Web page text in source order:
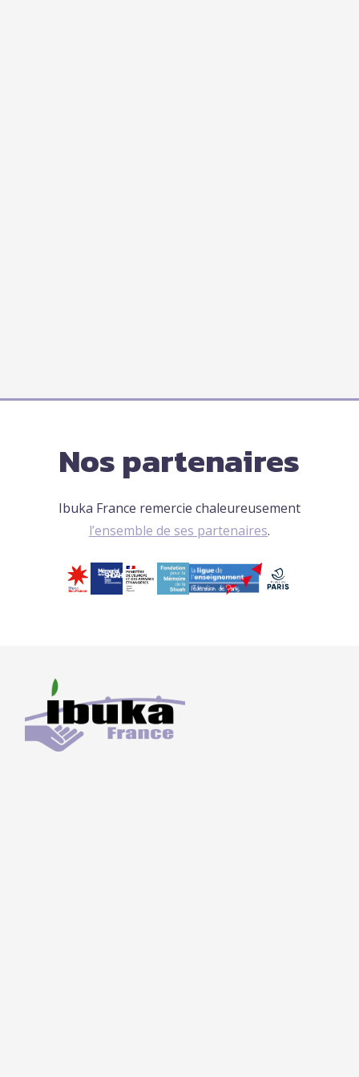
Nos partenaires
Ibuka France remercie chaleureusement
l’ensemble de ses partenaires.